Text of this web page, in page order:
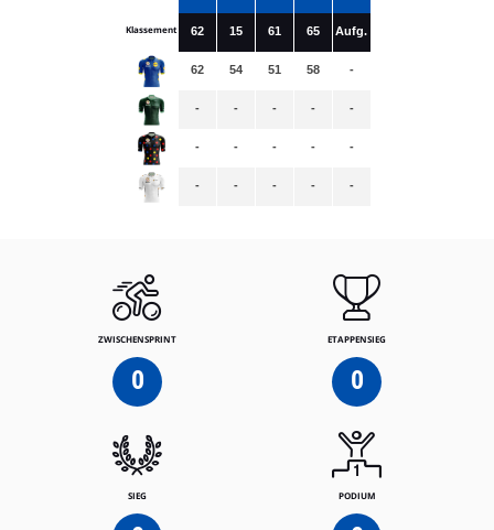
Klassement 62
62
-
-
-
15
54
-
-
-
61
51
-
-
-
65
58
-
-
-
Aufg.
-
-
-
-
ZWISCHENSPRINT
0
ETAPPENSIEG
0
SIEG PODIUM